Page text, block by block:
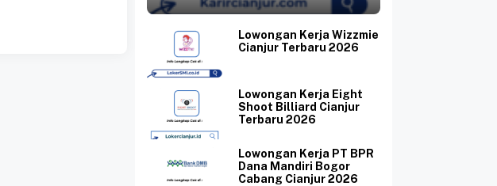
Lowongan Kerja Wizzmie
Cianjur Terbaru 2026
Lowongan Kerja Eight
Shoot Billiard Cianjur
Terbaru 2026
Lowongan Kerja PT BPR
Dana Mandiri Bogor
Cabang Cianjur 2026